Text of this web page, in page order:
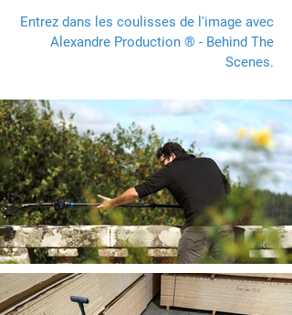
Entrez dans les coulisses de l'image avec
Alexandre Production ® - Behind The
Scenes.